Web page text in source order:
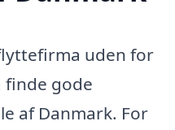
uden for
finde gode
af Danmark. For